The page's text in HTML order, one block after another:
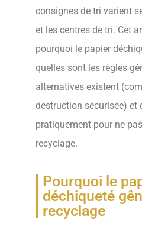
consignes de tri varient
et les centres de tri. Cet
pourquoi le papier
quelles sont les règles
alternatives existent
destruction sécurisée) et
pratiquement pour ne
recyclage.
Pourquoi le
déchiqueté
recyclage